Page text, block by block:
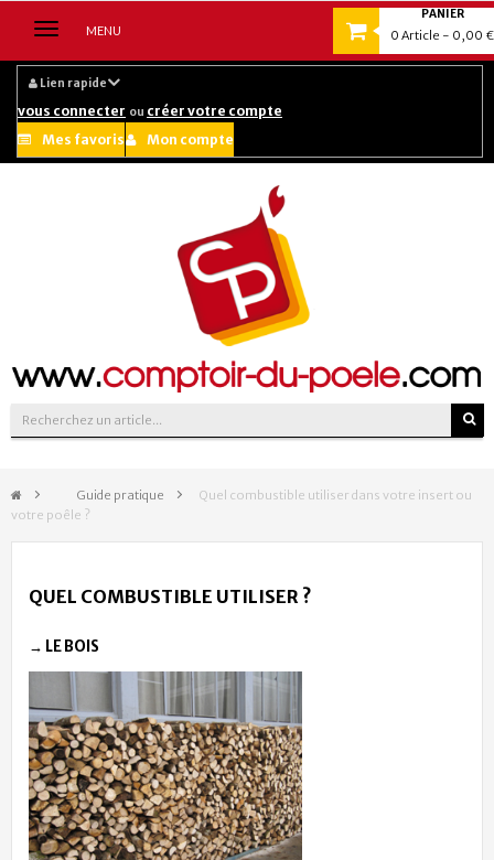
Lien rapide
vous connecter ou créer votre compte
Mes favoris
Mon compte
PANIER
0 Article - 0,00 €
Suivez-nous sur :
Navigation
MENU
&gt; Guide pratique >
Quel combustible utiliser dans votre insert ou
votre poêle ?
QUEL COMBUSTIBLE UTILISER ?
→ LE BOIS